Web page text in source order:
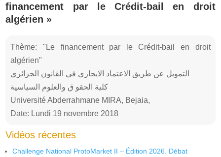
financement par le Crédit-bail en droit
algérien »
Thème: "Le financement par le Crédit-bail en droit
algérien"
التمويل عن طريق الاعتماد الايجاري في القانون الجزائري
كلية الحقو ق والعلوم السياسية
Université Abderrahmane MIRA, Bejaia,
Date: Lundi 19 novembre 2018
Vidéos récentes
Challenge National ProtoMarket II – Édition 2026. Débat